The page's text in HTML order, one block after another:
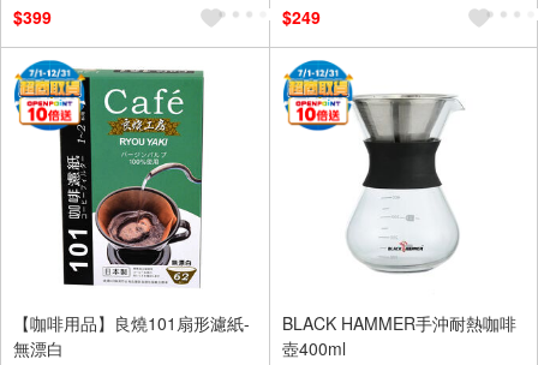
$399 $249
【咖啡用品】良燒101扇形濾紙-
無漂白
BLACK HAMMER手沖耐熱咖啡
壺400ml